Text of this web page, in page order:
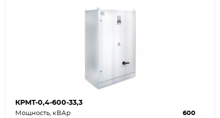
КРМТ-0,4-600-33,3
Мощность, кВАр 600